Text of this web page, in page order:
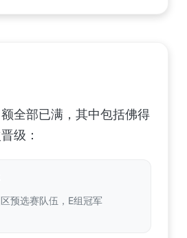
全部已满，其中包括佛得
级：
预选赛队伍，E组冠军